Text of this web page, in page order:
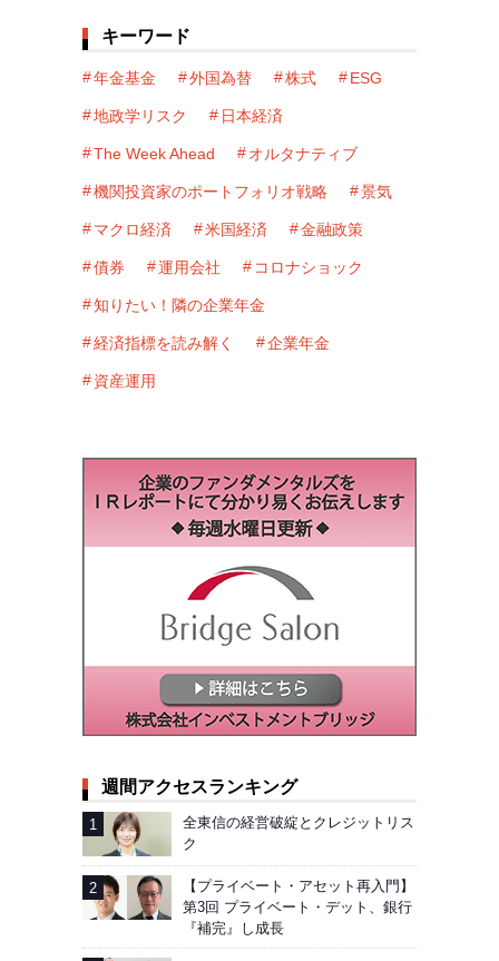
キーワード
年金基金 外国為替 株式 ESG
地政学リスク 日本経済
The Week Ahead オルタナティブ
機関投資家のポートフォリオ戦略 景気
マクロ経済 米国経済 金融政策
債券 運用会社 コロナショック
知りたい！隣の企業年金
経済指標を読み解く 企業年金
資産運用
週間アクセスランキング
全東信の経営破綻とクレジットリス
ク
【プライベート・アセット再入門】
第3回 プライベート・デット、銀行
『補完』し成長